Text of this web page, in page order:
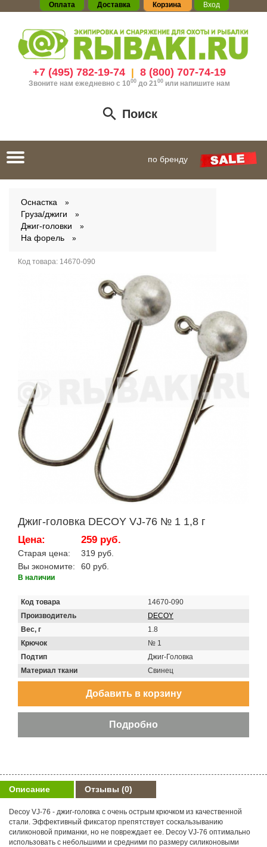
Оплата Доставка Корзина Вход
+7 (495) 782-19-74| 8 (800) 707-74-19
Звоните нам ежедневно с 1000до 21 00 или напишите нам
Поиск
Toggle
navigation
по бренду
Оснастка
Груза/джиги
Джиг-головки
На форель
Код товара: 14670-090
Джиг-головка DECOY VJ-76 № 1 1,8 г
Цена: 259 руб.
Старая цена:
319 руб.
Вы экономите:
60 руб.
В наличии
Код товара
14670-090
Производитель
DECOY
Вес, г
1.8
Крючок
№ 1
Подтип
Джиг-Головка
Материал ткани
Свинец
Описание Отзывы (0)
Decoy VJ-76 - джиг-головка с очень острым крючком из качественной
стали. Эффективный фиксатор препятствует соскальзыванию
силиконовой приманки, но не повреждает ее. Decoy VJ-76 оптимально
использовать с небольшими и средними по размеру силиконовыми